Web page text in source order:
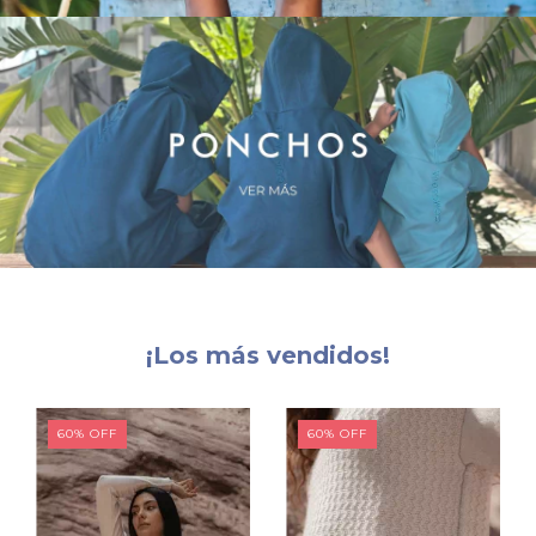
¡Los más vendidos!
60% OFF 60% OFF